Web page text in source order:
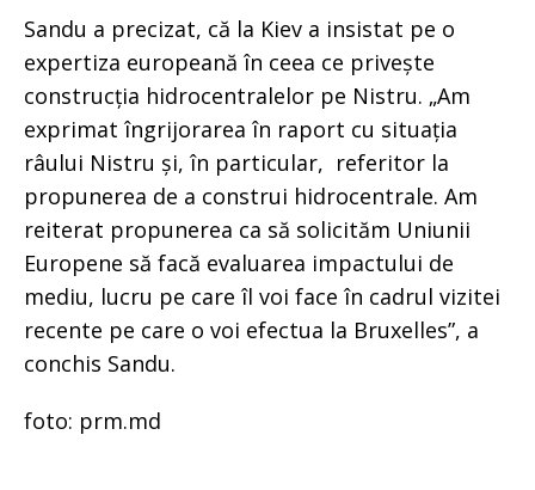
Sandu a precizat, că la Kiev a insistat pe o
expertiza europeană în ceea ce privește
construcția hidrocentralelor pe Nistru. „Am
exprimat îngrijorarea în raport cu situația
râului Nistru și, în particular, referitor la
propunerea de a construi hidrocentrale. Am
reiterat propunerea ca să solicităm Uniunii
Europene să facă evaluarea impactului de
mediu, lucru pe care îl voi face în cadrul vizitei
recente pe care o voi efectua la Bruxelles”, a
conchis Sandu.
foto: prm.md